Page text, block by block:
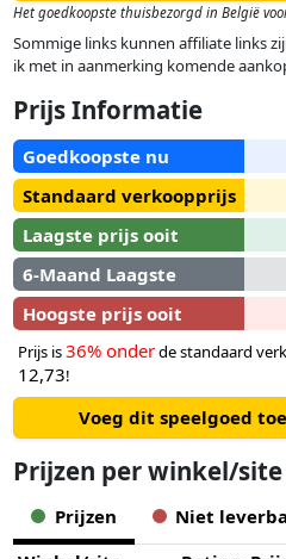
komen! 3 tot 5 jaar
Het goedkoopste thuisbezorgd in België
Sommige links kunnen affiliate links
ik met in aanmerking komende
Prijs Informatie
Goedkoopste nu
Standaard verkoopprijs
Laagste prijs ooit
6-Maand Laagste
Hoogste prijs ooit
Prijs is36% onderde standaard
12,73!
Voeg dit speelgoed
Prijzen per winkel/site
Prijzen
Niet